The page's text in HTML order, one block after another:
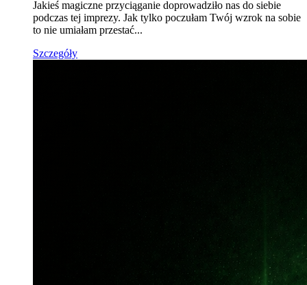
Jakieś magiczne przyciąganie doprowadziło nas do siebie
podczas tej imprezy. Jak tylko poczułam Twój wzrok na sobie
to nie umiałam przestać...
Szczegóły